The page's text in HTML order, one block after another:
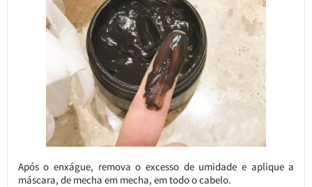
Após o enxágue, remova o excesso de umidade e aplique a
máscara, de mecha em mecha, em todo o cabelo.